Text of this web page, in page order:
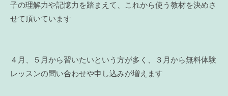
子の理解力や記憶力を踏まえて、これから使う教材を決めさ
せて頂いています
４月、５月から習いたいという方が多く、３月から無料体験
レッスンの問い合わせや申し込みが増えます